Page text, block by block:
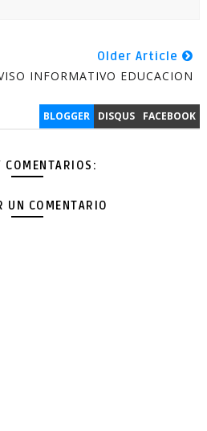
Older Article
INFORMATIVO EDUCACION
BLOGGER DISQUS FACEBOOK
COMENTARIOS:
UN COMENTARIO